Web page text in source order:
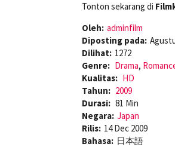
Tonton sekarang di
Oleh: adminfilm
Diposting pada:
Dilihat: 1272
Genre: Drama,
Kualitas: HD
Tahun: 2009
Durasi: 81 Min
Negara: Japan
Rilis: 14 Dec 2009
Bahasa: 日本語